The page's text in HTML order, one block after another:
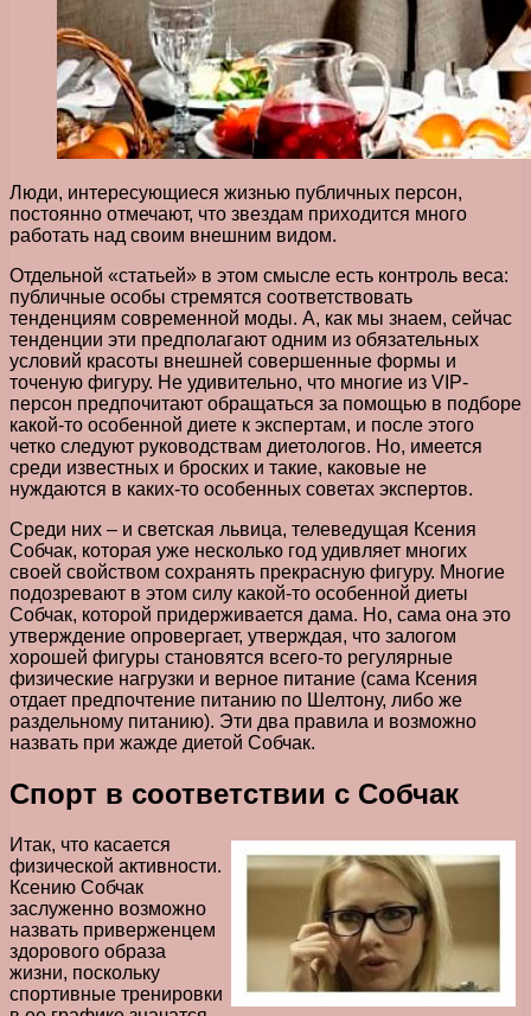
Люди, интересующиеся жизнью публичных персон,
постоянно отмечают, что звездам приходится много
работать над своим внешним видом.
Отдельной «статьей» в этом смысле есть контроль веса:
публичные особы стремятся соответствовать
тенденциям современной моды. А, как мы знаем, сейчас
тенденции эти предполагают одним из обязательных
условий красоты внешней совершенные формы и
точеную фигуру. Не удивительно, что многие из VIP-
персон предпочитают обращаться за помощью в подборе
какой-то особенной диете к экспертам, и после этого
четко следуют руководствам диетологов. Но, имеется
среди известных и броских и такие, каковые не
нуждаются в каких-то особенных советах экспертов.
Среди них – и светская львица, телеведущая Ксения
Собчак, которая уже несколько год удивляет многих
своей свойством сохранять прекрасную фигуру. Многие
подозревают в этом силу какой-то особенной диеты
Собчак, которой придерживается дама. Но, сама она это
утверждение опровергает, утверждая, что залогом
хорошей фигуры становятся всего-то регулярные
физические нагрузки и верное питание (сама Ксения
отдает предпочтение питанию по Шелтону, либо же
раздельному питанию). Эти два правила и возможно
назвать при жажде диетой Собчак.
Спорт в соответствии с Собчак
Итак, что касается
физической активности.
Ксению Собчак
заслуженно возможно
назвать приверженцем
здорового образа
жизни, поскольку
спортивные тренировки